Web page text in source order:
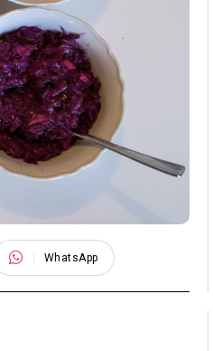
WhatsApp